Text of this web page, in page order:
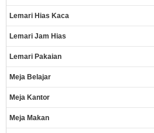
Lemari Hias Kaca
Lemari Jam Hias
Lemari Pakaian
Meja Belajar
Meja Kantor
Meja Makan